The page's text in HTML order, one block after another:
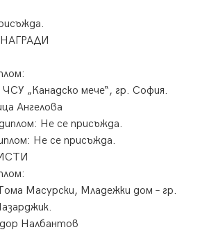
„Канадско мече“, гр. София.
Ангелова
Не се присъжда.
Не се присъжда.
Масурски, Младежки дом – гр.
Налбантов